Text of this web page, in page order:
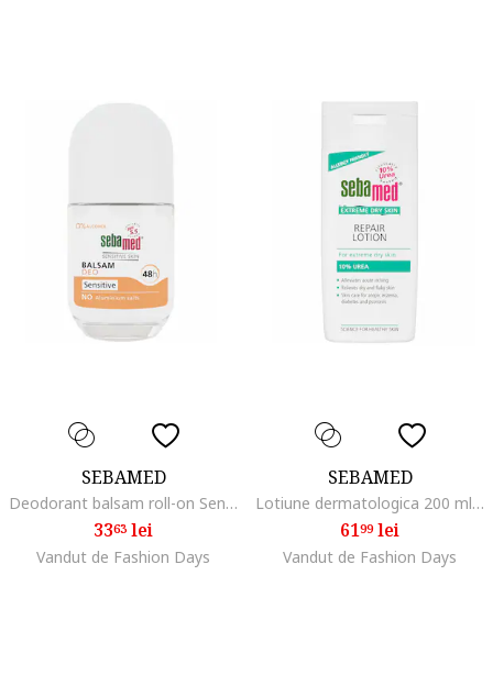
SEBAMED
Deodorant balsam roll-on Sensitive pentru barbati, 50 ml, Sensibil
3363lei
Vandut de Fashion Days
SEBAMED
Lotiune dermatologica 200 ml, Uscat
6199lei
Vandut de Fashion Days